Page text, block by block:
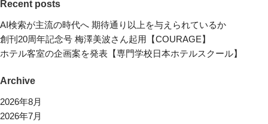
Recent posts
AI検索が主流の時代へ 期待通り以上を与えられているか
創刊20周年記念号 梅澤美波さん起用【COURAGE】
ホテル客室の企画案を発表【専門学校日本ホテルスクール】
Archive
2026年8月
2026年7月